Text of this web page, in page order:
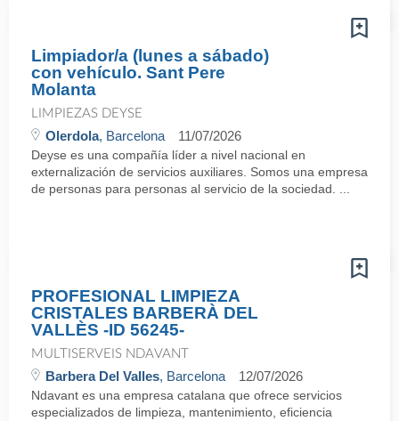
Limpiador/a (lunes a sábado)
con vehículo. Sant Pere
Molanta
LIMPIEZAS DEYSE
Olerdola, Barcelona 11/07/2026
Deyse es una compañía líder a nivel nacional en
externalización de servicios auxiliares. Somos una empresa
de personas para personas al servicio de la sociedad. ...
PROFESIONAL LIMPIEZA
CRISTALES BARBERÀ DEL
VALLÈS -ID 56245-
MULTISERVEIS NDAVANT
Barbera Del Valles, Barcelona 12/07/2026
Ndavant es una empresa catalana que ofrece servicios
especializados de limpieza, mantenimiento, eficiencia